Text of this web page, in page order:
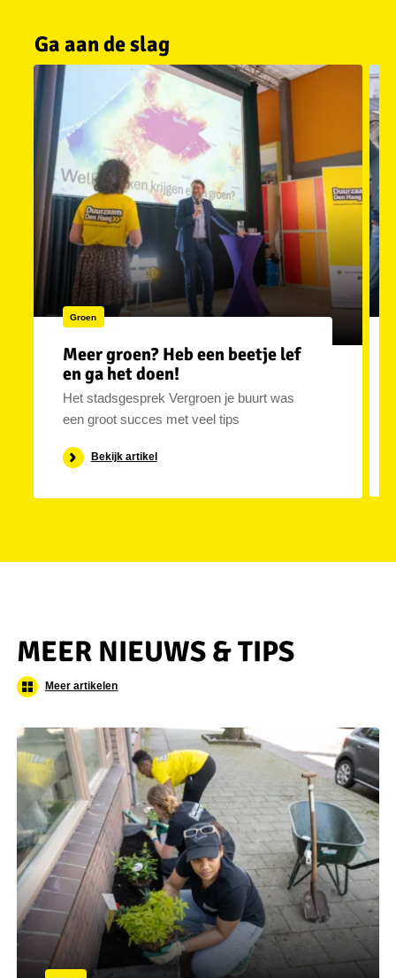
Groen
Meer groen? Heb een beetje lef
en ga het doen!
Het stadsgesprek Vergroen je buurt was
een groot succes met veel tips
Bekijk artikel
Ga aan de slag
MEER NIEUWS & TIPS
Meer artikelen